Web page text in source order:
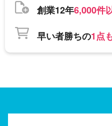
創業12年6,000件
早い者勝ちの1点